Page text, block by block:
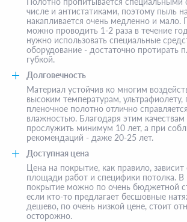
числе и антистатиками, поэтому пыль
накапливается очень медленно и мало.
можно проводить 1-2 раза в течение
нужно использовать специальные
оборудование - достаточно протирать
губкой.
Долговечность
Материал устойчив ко многим
высоким температурам,
пленочное полотно отлично
влажностью. Благодаря этим
прослужить минимум 10 лет, а при
рекомендаций - даже 20-25 лет.
Доступная цена
Цена на покрытие, как правило, зависит
площади работ и специфики потолка. В
покрытие можно по очень бюджетной
если кто-то предлагает бесшовные
дешево, по очень низкой цене, стоит
осторожно.